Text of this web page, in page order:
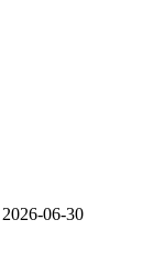
2026-06-30